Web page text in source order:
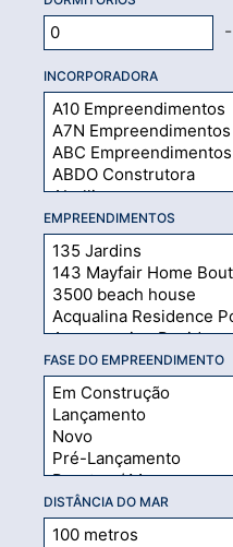
-
INCORPORADORA
EMPREENDIMENTOS
FASE DO EMPREENDIMENTO
DISTÂNCIA DO MAR